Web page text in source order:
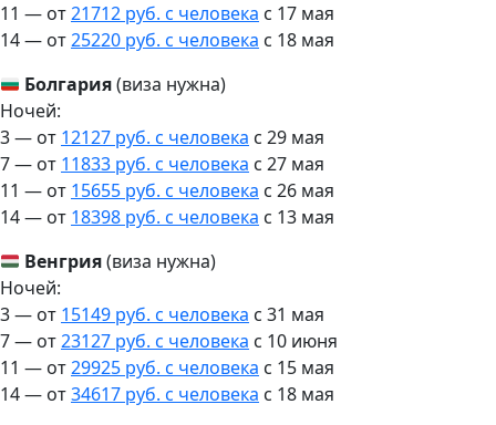
11 — от21712 руб. с человека c 17 мая
14 — от25220 руб. с человека c 18 мая
Болгария(виза нужна)
Ночей:
3 — от 12127 руб. с человека c 29 мая
7 — от 11833 руб. с человека c 27 мая
11 — от 15655 руб. с человека c 26 мая
14 — от 18398 руб. с человека c 13 мая
Венгрия(виза нужна)
Ночей:
3 — от 15149 руб. с человека c 31 мая
7 — от23127 руб. с человека c 10 июня
11 — от29925 руб. с человека c 15 мая
14 — от34617 руб. с человека c 18 мая